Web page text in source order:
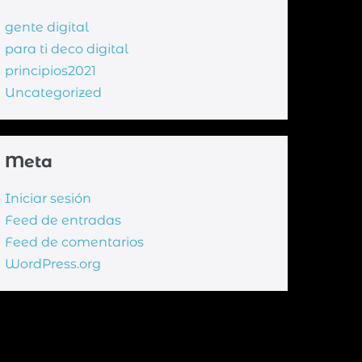
gente digital
para ti deco digital
principios2021
Uncategorized
Meta
Iniciar sesión
Feed de entradas
Feed de comentarios
WordPress.org